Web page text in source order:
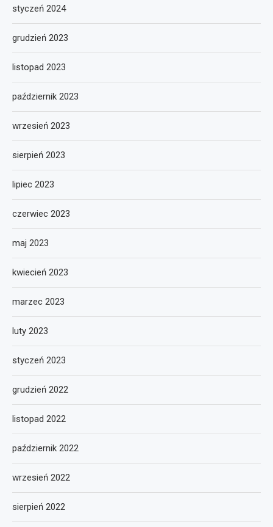
styczeń 2024
grudzień 2023
listopad 2023
październik 2023
wrzesień 2023
sierpień 2023
lipiec 2023
czerwiec 2023
maj 2023
kwiecień 2023
marzec 2023
luty 2023
styczeń 2023
grudzień 2022
listopad 2022
październik 2022
wrzesień 2022
sierpień 2022